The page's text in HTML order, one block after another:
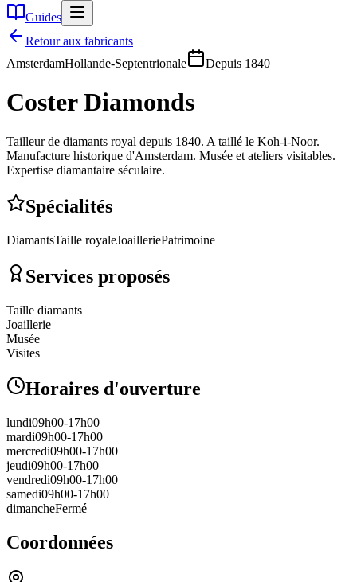
Guides
Retour aux fabricants
AmsterdamHollande-Septentrionale Depuis 1840
Coster Diamonds
Tailleur de diamants royal depuis 1840. A taillé le Koh-i-Noor.
Manufacture historique d'Amsterdam. Musée et ateliers visitables.
Expertise diamantaire séculaire.
Spécialités
DiamantsTaille royaleJoailleriePatrimoine
Services proposés
Taille diamants
Joaillerie
Musée
Visites
Horaires d'ouverture
lundi09h00-17h00
mardi09h00-17h00
mercredi09h00-17h00
jeudi09h00-17h00
vendredi09h00-17h00
samedi09h00-17h00
dimancheFermé
Coordonnées